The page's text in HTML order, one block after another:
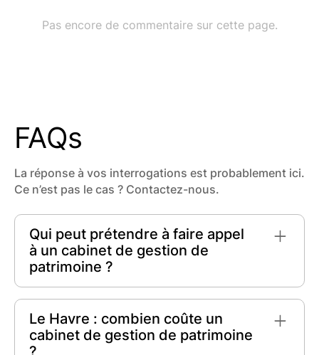
FAQs
La réponse à vos interrogations est probablement ici.
Ce n’est pas le cas ? Contactez-nous.
Qui peut prétendre à faire appel
à un cabinet de gestion de
patrimoine ?
professionnel, peut prétendre à faire appel à un
cabinet de gestion de patrimoinepour
optimiser ses avoirs financiers, organiser sa
Le Havre : combien coûte un
cabinet de gestion de patrimoine
?